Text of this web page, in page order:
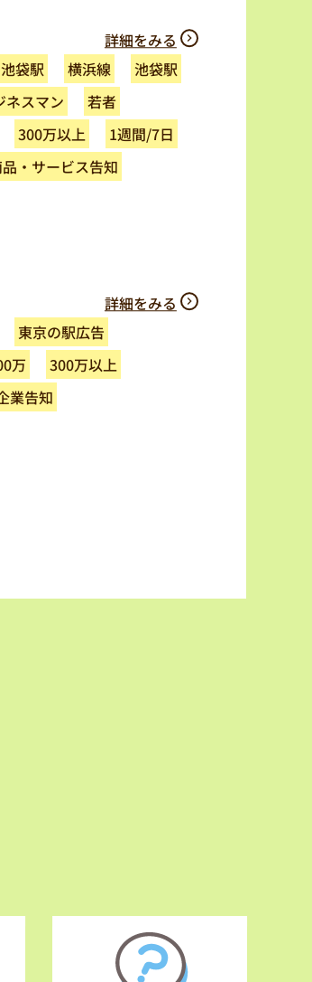
詳細をみる
池袋駅 横浜線 池袋駅
ネスマン 若者
300万以上 1週間/7日
・サービス告知
詳細をみる
東京の駅広告
万 300万以上
業告知